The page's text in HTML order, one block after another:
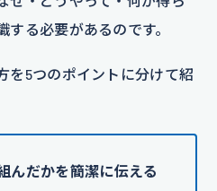
る必要があるのです。
を5つのポイントに分けて紹
んだかを簡潔に伝える